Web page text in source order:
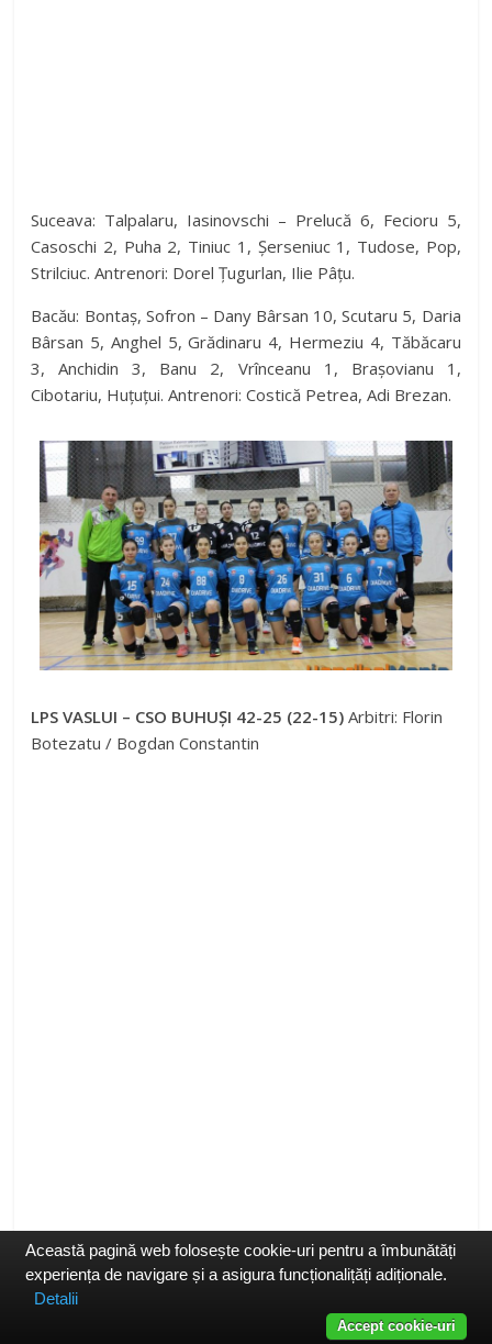
Suceava: Talpalaru, Iasinovschi – Prelucă 6, Fecioru 5,
Casoschi 2, Puha 2, Tiniuc 1, Șerseniuc 1, Tudose, Pop,
Strilciuc. Antrenori: Dorel Țugurlan, Ilie Pâțu.
Bacău: Bontaș, Sofron – Dany Bârsan 10, Scutaru 5, Daria
Bârsan 5, Anghel 5, Grădinaru 4, Hermeziu 4, Tăbăcaru
3, Anchidin 3, Banu 2, Vrînceanu 1, Brașovianu 1,
Cibotariu, Huțuțui. Antrenori: Costică Petrea, Adi Brezan.
LPS VASLUI – CSO BUHUȘI 42-25 (22-15) Arbitri: Florin
Botezatu / Bogdan Constantin
Această pagină web folosește cookie-uri pentru a îmbunătăți
experiența de navigare și a asigura funcționalițăți adiționale.
Detalii
Accept cookie-uri